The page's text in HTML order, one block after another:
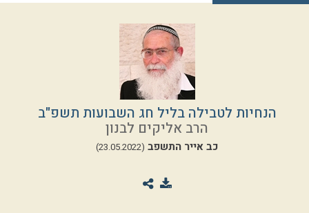
הנחיות לטבילה בליל חג השבועות תשפ"ב
הרב אליקים לבנון
כב אייר התשפב (23.05.2022)